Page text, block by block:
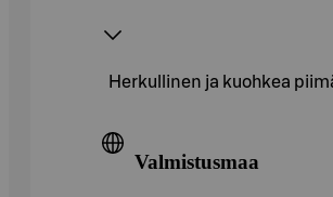
Herkullinen ja kuohkea
Valmistusmaa